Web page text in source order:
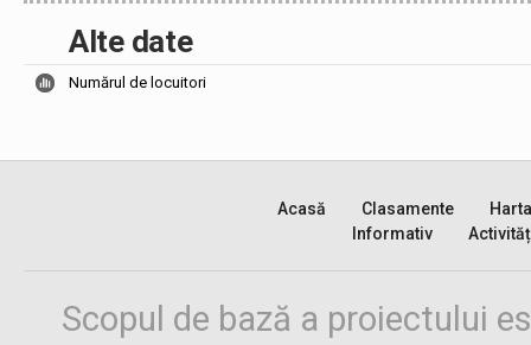
Alte date
Numărul de locuitori
Acasă Clasamente
Harta
Informativ
Scopul de bază a proiectului